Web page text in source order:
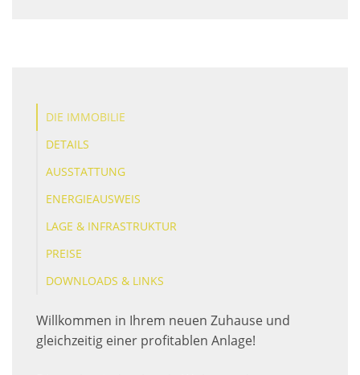
DIE IMMOBILIE
DETAILS
AUSSTATTUNG
ENERGIEAUSWEIS
LAGE & INFRASTRUKTUR
PREISE
DOWNLOADS & LINKS
Willkommen in Ihrem neuen Zuhause und
gleichzeitig einer profitablen Anlage!